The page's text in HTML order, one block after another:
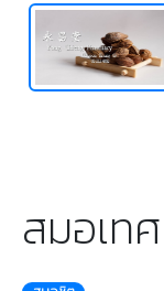
สมอเทศ